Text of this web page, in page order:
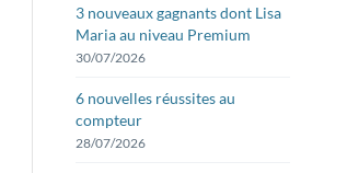
3 nouveaux gagnants dont Lisa
Maria au niveau Premium
30/07/2026
6 nouvelles réussites au
compteur
28/07/2026